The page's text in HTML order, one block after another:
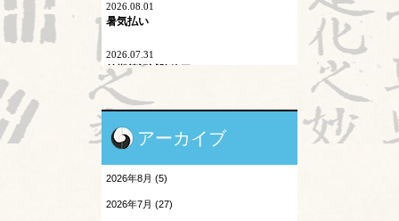
二十四節気
刺激量
医学史
地震酔い
小児と鍼灸
2026.08.01
暑気払い
2026.07.31
前期筆記試験終了
2026.07.30
2026.07.29
頭が痛い③
2026.07.28
アーカイブ
2026年8月 (5)
2026年7月 (27)